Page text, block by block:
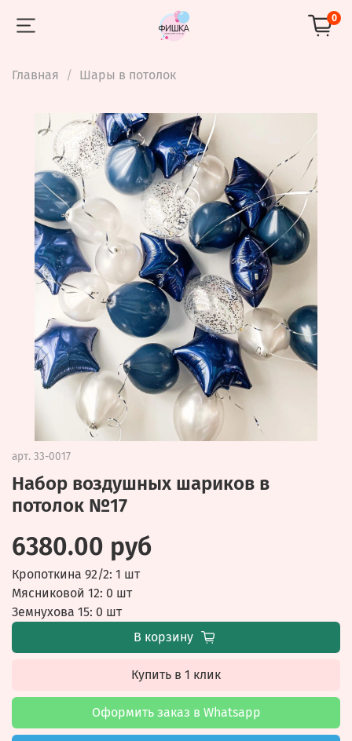
0
Главная Шары в потолок
арт. 33-0017
Набор воздушных шариков в
потолок №17
6380.00 руб
Кропоткина 92/2: 1 шт
Мясниковой 12: 0 шт
Земнухова 15: 0 шт
В корзину
Купить в 1 клик
Оформить заказ в Whatsapp